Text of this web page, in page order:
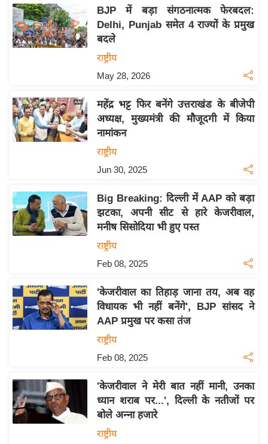
वि
शे
ष
ब
ज
ट
के
ट
I
2
0
2
6
म
ई
-
BJP में बड़ा संगठनात्मक फेरबदल:
Delhi, Punjab समेत 4 राज्यों के प्रमुख
बदले
राष्ट्रीय
May 28, 2026
महेंद्र भट्ट फिर बनेंगे उत्तराखंड के बीजेपी
अध्यक्ष, मुख्यमंत्री की मौजूदगी में किया
नामांकन
राष्ट्रीय
Jun 30, 2025
Big Breaking: दिल्ली में AAP को बड़ा
झटका, अपनी सीट से हारे केजरीवाल,
मनीष सिसोदिया भी हुए पस्त
राष्ट्रीय
Feb 08, 2025
'केजरीवाल का तिहाड़ जाना तय, अब वह
विधायक भी नहीं बनेंगे', BJP सांसद ने
AAP प्रमुख पर कसा तंज
राष्ट्रीय
Feb 08, 2025
'केजरीवाल ने मेरी बात नहीं मानी, उनका
ध्यान शराब पर...', दिल्ली के नतीजों पर
बोले अन्ना हजारे
राष्ट्रीय